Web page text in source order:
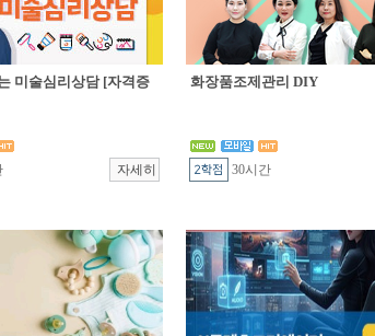
미술심리상담 [자격증
화장품조제관리 DIY
30시간